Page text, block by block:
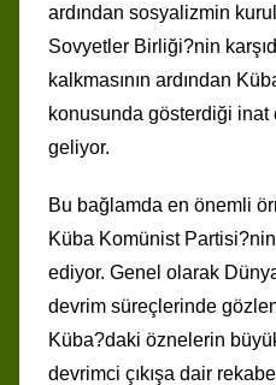
ardından sosyalizmin
Sovyetler Birliği?nin
kalkmasının ardından
konusunda gösterdiği inat
geliyor.
Bu bağlamda en önemli
Küba Komünist
ediyor. Genel olarak
devrim süreçlerinde
Küba?daki öznelerin
devrimci çıkışa dair